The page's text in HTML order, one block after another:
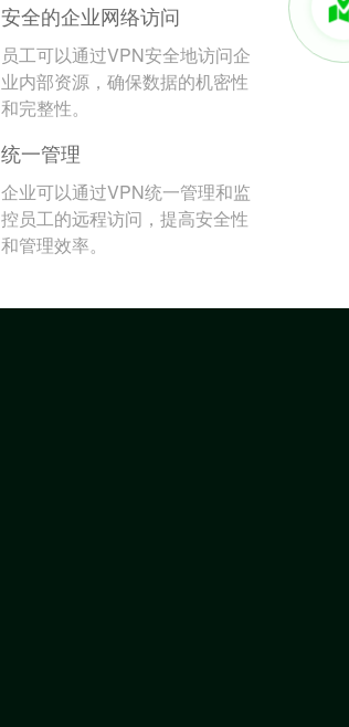
安全的企业网络访问
员工可以通过VPN安全地访问企
业内部资源，确保数据的机密性
和完整性。
统一管理
企业可以通过VPN统一管理和监
控员工的远程访问，提高安全性
和管理效率。